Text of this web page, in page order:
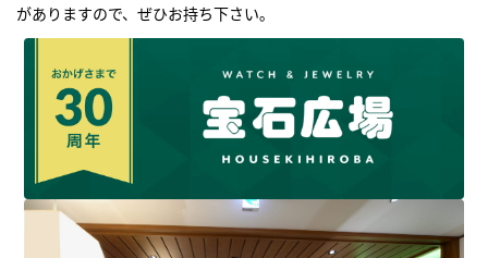
がありますので、ぜひお持ち下さい｡